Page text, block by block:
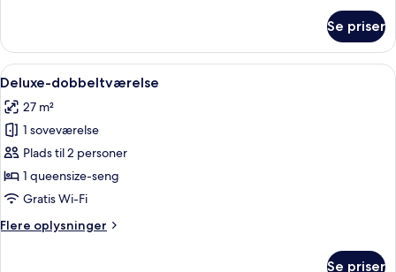
dobbeltværelse
Se priser
Indlæs
alle
billeder
af
Deluxe-
dobbeltværelse
Et hotelværelse med en pænt redt
8
Deluxe-dobbeltværelse
27 m²
1 soveværelse
Plads til 2 personer
1 queensize-seng
Gratis Wi-Fi
Flere oplysninger
Flere
Se priser